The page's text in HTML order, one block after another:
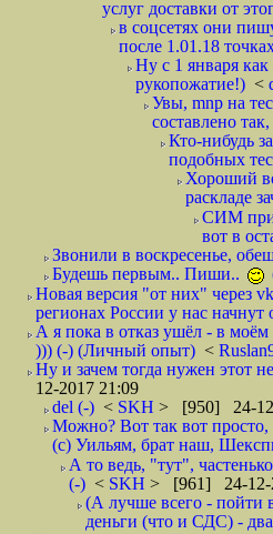
услуг доставки от
в соцсетях они
после 1.01.18
Ну с 1 января
рукопожатие!) <
Увы, mnp на
составлено
Кто-нибудь
подобных
Хороший
раскладе
СИМ
вот в
Звонили в воскресенье,
Будешь первым.. Пиши..
Новая версия "от них" через
регионах России у нас начнут
А я пока в отказ ушёл - в
))) (-) (Личный опыт) <
Ну и зачем тогда нужен этот
12-2017 21:09
del (-) < SKH > [950] 24-
Можно? Вот так вот просто,
(с) Уильям, брат наш,
А то ведь, "тут",
(-) < SKH > [961] 24-12-
(А лучше всего - пойти
деньги (что и СДС) -